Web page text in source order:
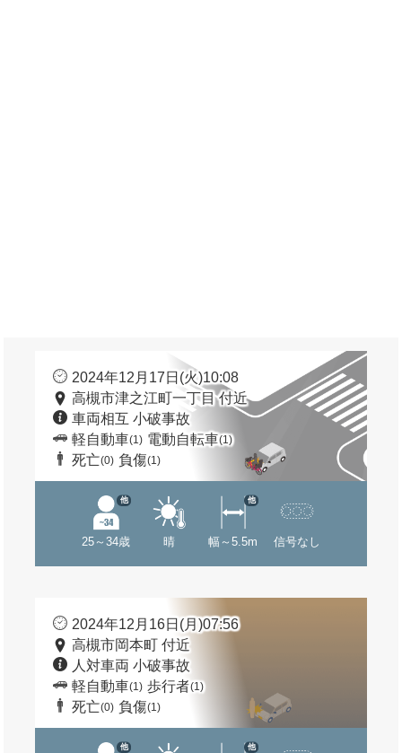
2024年12月17日(火)10:08
高槻市津之江町一丁目 付近
車両相互 小破事故
軽自動車(1) 電動自転車(1)
死亡(0) 負傷(1)
25～34歳
他
晴 幅～5.5m
他
信号なし
2024年12月16日(月)07:56
高槻市岡本町 付近
人対車両 小破事故
軽自動車(1) 歩行者(1)
死亡(0) 負傷(1)
他 他